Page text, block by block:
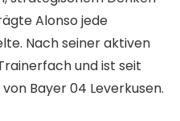
Alonso jede
Nach seiner aktiven
und ist seit
Bayer 04 Leverkusen.